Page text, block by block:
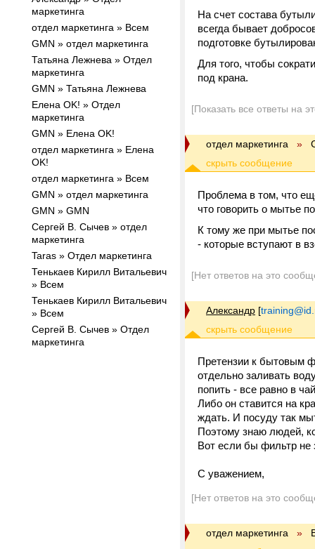
маркетинга
отдел маркетинга » Всем
GMN » отдел маркетинга
Татьяна Лежнева » Отдел
маркетинга
GMN » Татьяна Лежнева
Елена ОK! » Отдел
маркетинга
GMN » Елена ОK!
отдел маркетинга » Елена
ОK!
отдел маркетинга » Всем
GMN » отдел маркетинга
GMN » GMN
Сергей В. Сычев » отдел
маркетинга
Taras » Отдел маркетинга
Тенькаев Кирилл Витальевич
» Всем
Тенькаев Кирилл Витальевич
» Всем
Сергей В. Сычев » Отдел
маркетинга
На счет состава
всегда бывает
подготовке
Для того, чтобы
под крана.
[Показать все ответы на
отдел маркетинга »
Проблема в том, что
что говорить о мытье
К тому же при мытье
- которые вступают в
[Нет ответов на это
Александр [
Претензии к бытовым
отдельно заливать
попить - все равно в
Либо он ставится на
ждать. И посуду так
Поэтому знаю людей,
Вот если бы фильтр
С уважением,
[Нет ответов на это
отдел маркетинга »